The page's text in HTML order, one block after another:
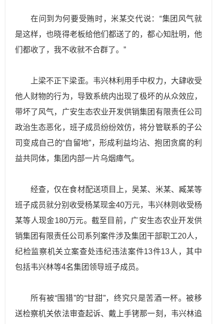
在问到为何要受贿时，米某交代说：“集团风气就
是这样，也晓得老板给他们都送了的，都心知肚明，他
们都收了，我不收就不合群了。”
上梁不正下梁歪。韦兴林利用手中权力，大肆收受
他人财物的行为，导致系统内出现了极坏的从众效应，
带坏了风气，广安生态农业开发供销集团有限责任公司
政治生态恶化，班子成员纷纷效仿，将分管联系的子公
司变成自己的“自留地”，形成利益均沾、抱团贪腐的利
益共同体，集团内部一片乌烟瘴气。
经查，仅在食材配送项目上，吴某、米某、臧某等
班子成员就分别收受杨某现金40万元，韦兴林则收受杨
某等人现金180万元。截至目前，广安生态农业开发供
销集团有限责任公司系列案件涉及集团干部职工20人，
纪检监察机关立案查处违纪违法案件13件13人，其中
包括韦兴林等4名集团领导班子成员。
所有被“围猎”的“甘甜”，终究只是苦酒一杯。被移
送检察机关依法审查起诉、戴上手铐那一刻，韦兴林追